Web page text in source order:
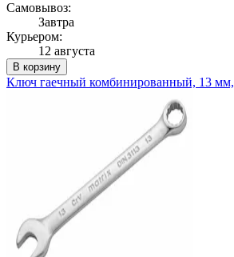
Самовывоз:
Завтра
Курьером:
12 августа
В корзину
Ключ гаечный комбинированный, 13